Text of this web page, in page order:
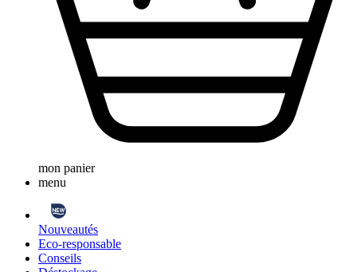
mon panier
menu
Nouveautés
Eco-responsable
Conseils